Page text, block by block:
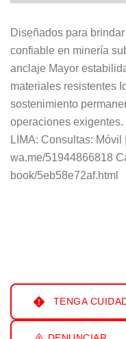
Diseñados para
confiable en minería
anclaje Mayor
materiales resistentes
sostenimiento
operaciones
LIMA: Consultas:
wa.me/51944866818
book/5eb58e72af.html
TENGA